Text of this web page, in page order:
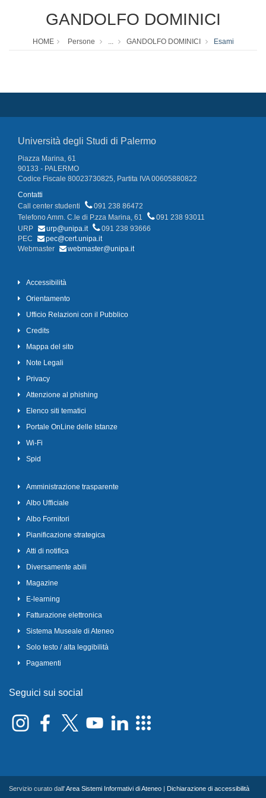
GANDOLFO DOMINICI
HOME Persone ... GANDOLFO DOMINICI Esami
Università degli Studi di Palermo
Piazza Marina, 61
90133 - PALERMO
Codice Fiscale 80023730825, Partita IVA 00605880822
Contatti
Call center studenti
091 238 86472
Telefono Amm. C.le di P.zza Marina, 61
091 238 93011
URP
urp@unipa.it
091 238 93666
PEC
pec@cert.unipa.it
Webmaster
webmaster@unipa.it
Accessibilità
Orientamento
Ufficio Relazioni con il Pubblico
Credits
Mappa del sito
Note Legali
Privacy
Attenzione al phishing
Elenco siti tematici
Portale OnLine delle Istanze
Wi-Fi
Spid
Amministrazione trasparente
Albo Ufficiale
Albo Fornitori
Pianificazione strategica
Atti di notifica
Diversamente abili
Magazine
E-learning
Fatturazione elettronica
Sistema Museale di Ateneo
Solo testo / alta leggibilità
Pagamenti
Seguici sui social
Servizio curato dall'Area Sistemi Informativi di Ateneo Dichiarazione di accessibilità